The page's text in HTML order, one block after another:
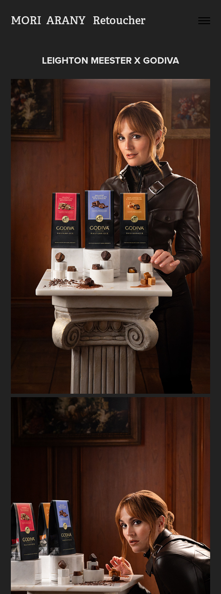
MORI  ARANY   Retoucher
LEIGHTON MEESTER X GODIVA